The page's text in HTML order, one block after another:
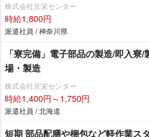
株式会社京栄センター
時給1,800円
派遣社員 / 神奈川県
「寮完備」電子部品の製造/即入寮
場・製造
株式会社京栄センター
時給1,400円～1,750円
派遣社員 / 北海道
短期 部品配膳や梱包など軽作業ス